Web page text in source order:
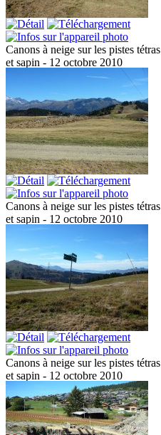
Canons à neige sur les pistes tétras
et sapin - 12 octobre 2010
Canons à neige sur les pistes tétras
et sapin - 12 octobre 2010
Canons à neige sur les pistes tétras
et sapin - 12 octobre 2010